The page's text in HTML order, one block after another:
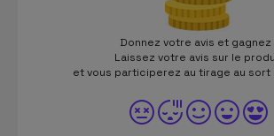
Donnez votre avis et gagnez
Laissez votre avis sur le
et vous participerez au tirage au sort